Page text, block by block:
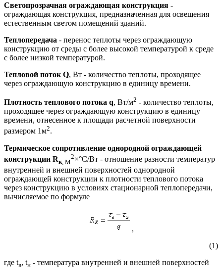
Светопрозрачная ограждающая конструкция -
ограждающая конструкция, предназначенная для освещения
естественным светом помещений зданий.
Теплопередача - перенос теплоты через ограждающую
конструкцию от среды с более высокой температурой к среде
с более низкой температурой.
Тепловой поток Q, Вт - количество теплоты, проходящее
через ограждающую конструкцию в единицу времени.
Плотность теплового потока q, Вт/м2 - количество теплоты,
проходящее через ограждающую конструкцию в единицу
времени, отнесенное к площади расчетной поверхности
размером 1м2.
Термическое сопротивление однородной ограждающей
конструкции Rк, М
2×°С/Вт - отношение разности температур
внутренней и внешней поверхностей однородной
ограждающей конструкции к плотности теплового потока
через конструкцию в условиях стационарной теплопередачи,
вычисляемое по формуле
,
(1)
где tв, tн - температура внутренней и внешней поверхностей